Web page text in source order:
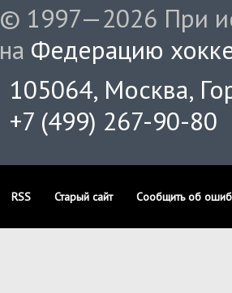
© 1997—2026 При
на Федерацию
105064, Москва,
+7 (499) 267-90-80
RSS Старый сайт Сообщить об